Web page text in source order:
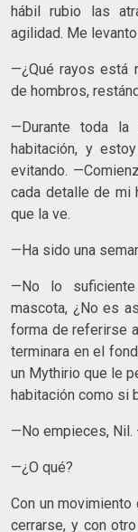
hábil rubio las
agilidad. Me
—¿Qué rayos está
de hombros,
—Durante toda
habitación, y
evitando.
cada detalle de mi
que la ve.
—Ha sido una
—No lo
mascota, ¿No es
forma de referirse
terminara en el
un Mythirio que le
habitación como si
—No empieces, Nil.
—¿O qué?
Con un
cerrarse, y con